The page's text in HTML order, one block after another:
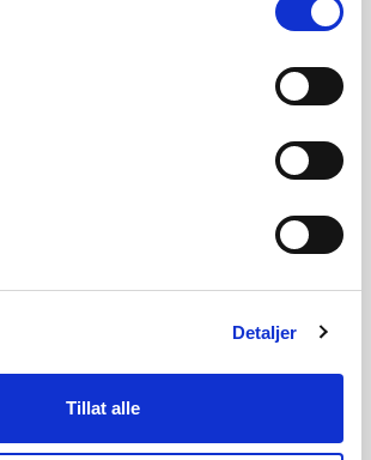
Detaljer
Tillat alle
og nedlasting
farekartlegging